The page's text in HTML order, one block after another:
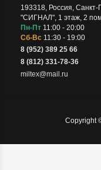
193318 Россия Санкт-
"СИГНАЛ", 1 этаж, 2
Пн-Пт 11:00 - 20:00
Сб-Вс 11:30 - 19:00
8 (952) 389 25 66
8 (812) 331-78-36
miltex@mail.ru
Copyright